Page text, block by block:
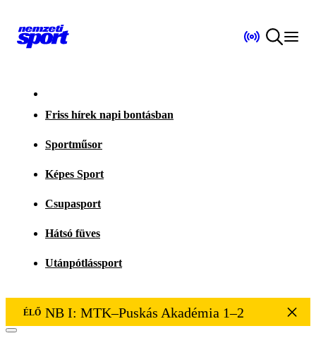
Friss hírek napi bontásban
Sportműsor
Képes Sport
Csupasport
Hátsó füves
Utánpótlássport
ÉLŐ NB I: MTK–Puskás Akadémia 1–2